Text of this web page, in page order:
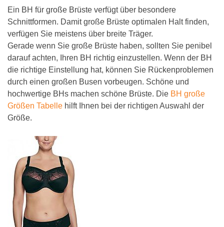
Ein BH für große Brüste verfügt über besondere
Schnittformen. Damit große Brüste optimalen Halt finden,
verfügen Sie meistens über breite Träger.
Gerade wenn Sie große Brüste haben, sollten Sie penibel
darauf achten, Ihren BH richtig einzustellen. Wenn der BH
die richtige Einstellung hat, können Sie Rückenproblemen
durch einen großen Busen vorbeugen. Schöne und
hochwertige BHs machen schöne Brüste. Die BH große
Größen Tabelle hilft Ihnen bei der richtigen Auswahl der
Größe.